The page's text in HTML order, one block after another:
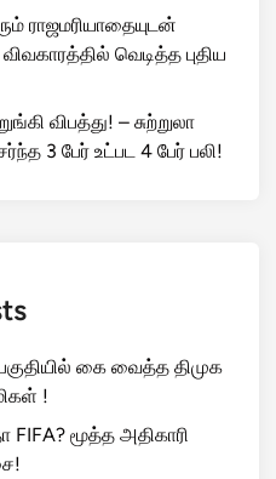
ராஜமரியாதையுடன்
வெடித்த புதிய
விபத்து! – சுற்றுலா
3 பேர் உட்பட 4 பேர் பலி!
கை வைத்த திமுக
!
மூத்த அதிகாரி